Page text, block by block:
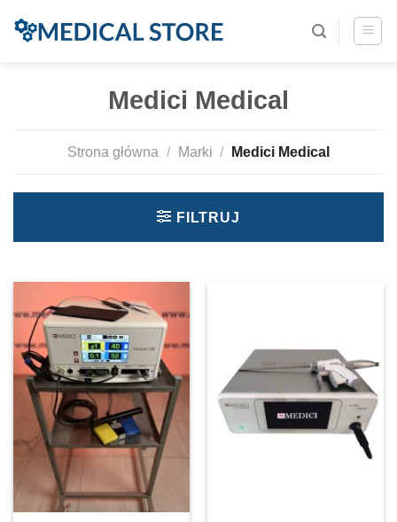
Medici Medical
Strona główna / Marki / Medici Medical
FILTRUJ